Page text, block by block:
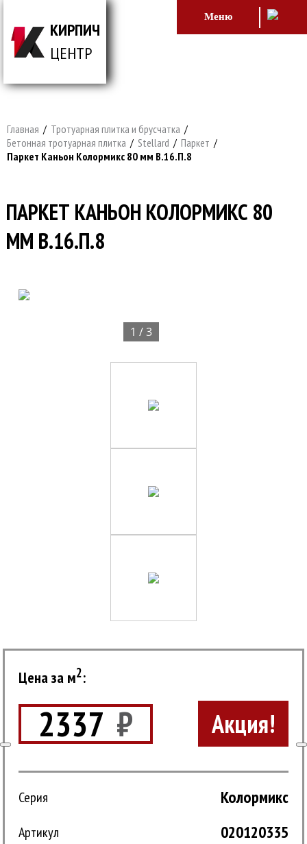
КИРПИЧ
ЦЕНТР
Меню
Главная / Тротуарная плитка и брусчатка /
Бетонная тротуарная плитка / Stellard / Паркет /
Паркет Каньон Колормикс 80 мм В.16.П.8
ПАРКЕТ КАНЬОН КОЛОРМИКС 80
ММ В.16.П.8
1 / 3
Цена за м2:
2337 ₽ Акция!
Серия Колормикс
Артикул 020120335